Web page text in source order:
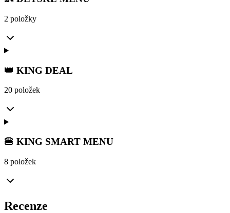
2 položky
👑 KING DEAL
20 položek
🍔 KING SMART MENU
8 položek
Recenze